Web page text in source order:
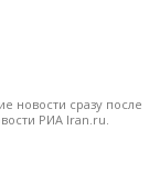
новости сразу после
РИА Iran.ru.